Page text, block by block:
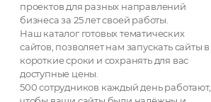
проектов для разных направлений
бизнеса за 25 лет своей работы.
Наш каталог готовых тематических
сайтов, позволяет нам запускать сайты в
короткие сроки и сохранять для вас
доступные цены.
500 сотрудников каждый день работают,